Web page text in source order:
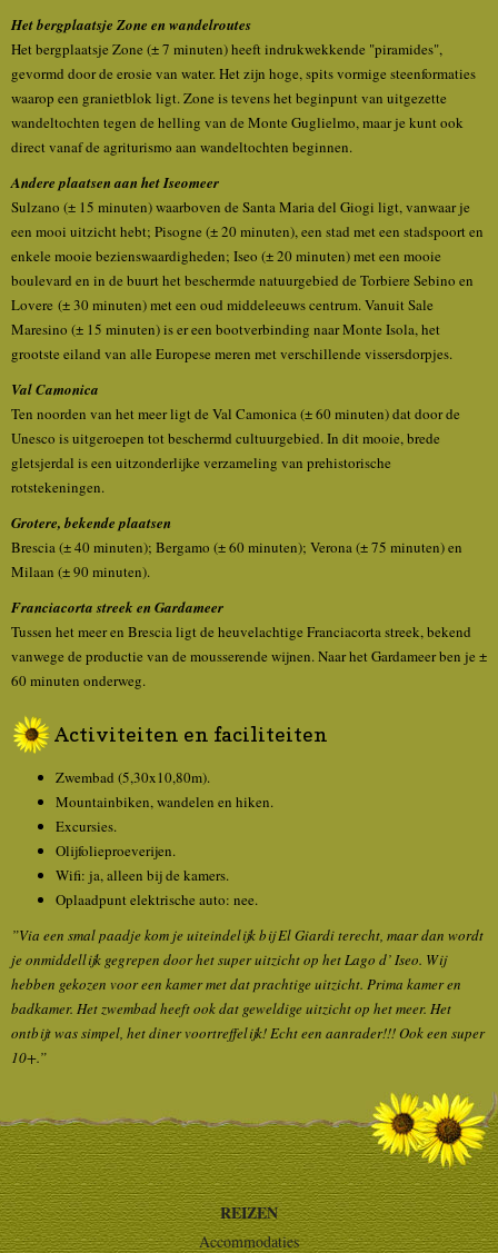
Het bergplaatsje Zone en wandelroutes
Het bergplaatsje Zone (± 7 minuten) heeft indrukwekkende "piramides",
gevormd door de erosie van water. Het zijn hoge, spits vormige steenformaties
waarop een granietblok ligt. Zone is tevens het beginpunt van uitgezette
wandeltochten tegen de helling van de Monte Guglielmo, maar je kunt ook
direct vanaf de agriturismo aan wandeltochten beginnen.
Andere plaatsen aan het Iseomeer
Sulzano (± 15 minuten) waarboven de Santa Maria del Giogi ligt, vanwaar je
een mooi uitzicht hebt; Pisogne (± 20 minuten), een stad met een stadspoort en
enkele mooie bezienswaardigheden; Iseo (± 20 minuten) met een mooie
boulevard en in de buurt het beschermde natuurgebied de Torbiere Sebino en
Lovere (± 30 minuten) met een oud middeleeuws centrum. Vanuit Sale
Maresino (± 15 minuten) is er een bootverbinding naar Monte Isola, het
grootste eiland van alle Europese meren met verschillende vissersdorpjes.
Val Camonica
Ten noorden van het meer ligt de Val Camonica (± 60 minuten) dat door de
Unesco is uitgeroepen tot beschermd cultuurgebied. In dit mooie, brede
gletsjerdal is een uitzonderlijke verzameling van prehistorische
rotstekeningen.
Grotere, bekende plaatsen
Brescia (± 40 minuten); Bergamo (± 60 minuten); Verona (± 75 minuten) en
Milaan (± 90 minuten).
Franciacorta streek en Gardameer
Tussen het meer en Brescia ligt de heuvelachtige Franciacorta streek, bekend
vanwege de productie van de mousserende wijnen. Naar het Gardameer ben je ±
60 minuten onderweg.
Activiteiten en faciliteiten
Zwembad (5,30x10,80m).
Mountainbiken, wandelen en hiken.
Excursies.
Olijfolieproeverijen.
Wifi: ja, alleen bij de kamers.
Oplaadpunt elektrische auto: nee.
”Via een smal paadje kom je uiteindelijk bij El Giardi terecht, maar dan wordt
je onmiddellijk gegrepen door het super uitzicht op het Lago d’ Iseo. Wij
hebben gekozen voor een kamer met dat prachtige uitzicht. Prima kamer en
badkamer. Het zwembad heeft ook dat geweldige uitzicht op het meer. Het
ontbijt was simpel, het diner voortreffelijk! Echt een aanrader!!! Ook een super
10+.”
REIZEN
Accommodaties